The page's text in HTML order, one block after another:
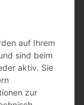
auf Ihrem
sind beim
aktiv. Sie
zur